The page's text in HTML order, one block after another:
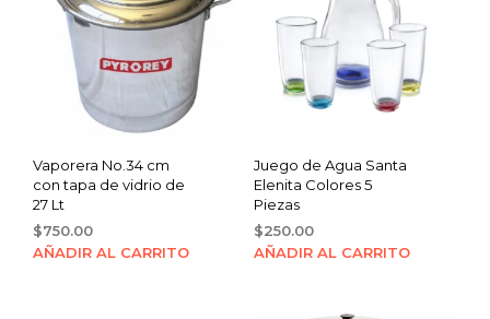
Vaporera No.34 cm
con tapa de vidrio de
27 Lt
$750.00
AÑADIR AL CARRITO
Juego de Agua Santa
Elenita Colores 5
Piezas
$250.00
AÑADIR AL CARRITO